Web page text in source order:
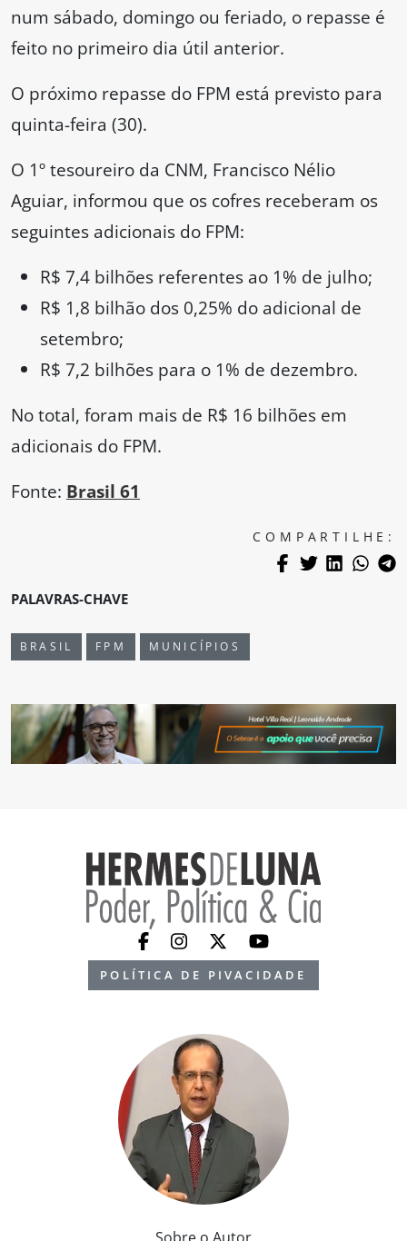
num sábado, domingo ou feriado, o repasse é
feito no primeiro dia útil anterior.
O próximo repasse do FPM está previsto para
quinta-feira (30).
O 1º tesoureiro da CNM, Francisco Nélio
Aguiar, informou que os cofres receberam os
seguintes adicionais do FPM:
R$ 7,4 bilhões referentes ao 1% de julho;
R$ 1,8 bilhão dos 0,25% do adicional de
setembro;
R$ 7,2 bilhões para o 1% de dezembro.
No total, foram mais de R$ 16 bilhões em
adicionais do FPM.
Fonte: Brasil 61
COMPARTILHE:
PALAVRAS-CHAVE
BRASIL FPM MUNICÍPIOS
POLÍTICA DE PIVACIDADE
Sobre o Autor